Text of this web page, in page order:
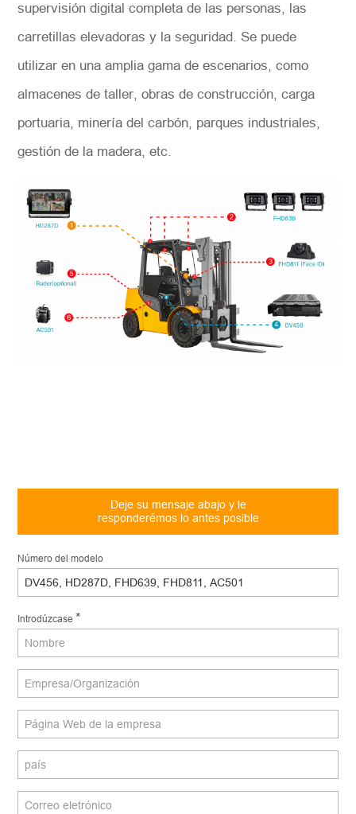
supervisión digital completa de las personas, las
carretillas elevadoras y la seguridad. Se puede
utilizar en una amplia gama de escenarios, como
almacenes de taller, obras de construcción, carga
portuaria, minería del carbón, parques industriales,
gestión de la madera, etc.
Deje su mensaje abajo y le
responderémos lo antes posible
Número del modelo
Introdúzcase *